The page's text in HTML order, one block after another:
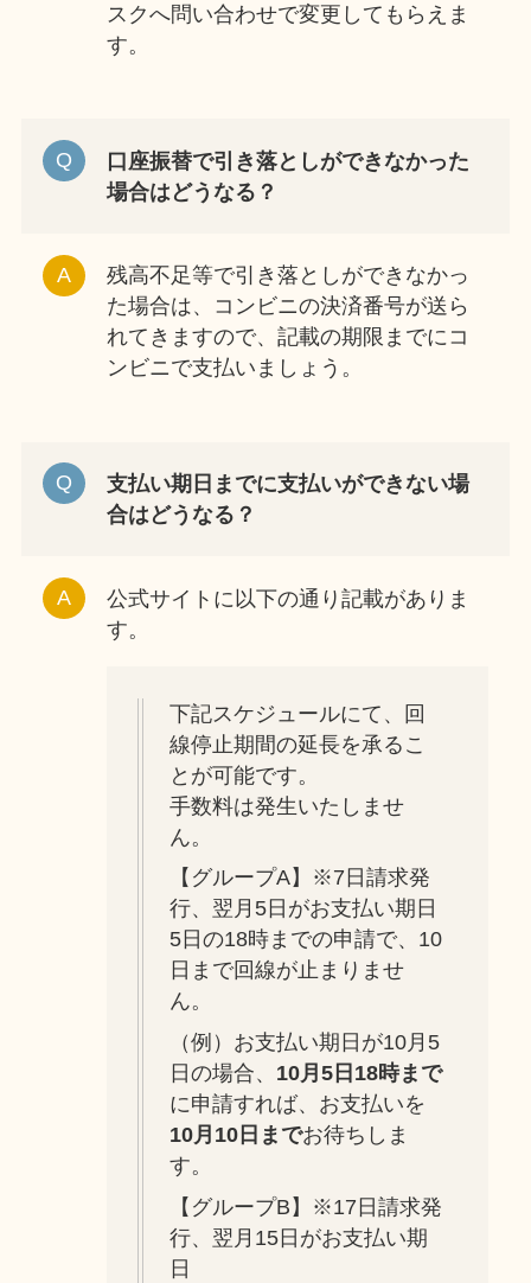
スクへ問い合わせで変更してもらえま
す。
口座振替で引き落としができなかった
場合はどうなる？
残高不足等で引き落としができなかっ
た場合は、コンビニの決済番号が送ら
れてきますので、記載の期限までにコ
ンビニで支払いましょう。
支払い期日までに支払いができない場
合はどうなる？
公式サイトに以下の通り記載がありま
す。
下記スケジュールにて、回
線停止期間の延長を承るこ
とが可能です。
手数料は発生いたしませ
ん。
【グループA】※7日請求発
行、翌月5日がお支払い期日
5日の18時までの申請で、10
日まで回線が止まりませ
ん。
（例）お支払い期日が10月5
日の場合、 10月5日18時まで
に申請すれば、お支払いを
10月10日までお待ちしま
す。
【グループB】※17日請求発
行、翌月15日がお支払い期
日